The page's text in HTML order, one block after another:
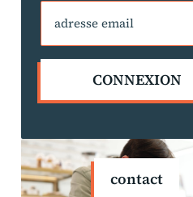
adresse email
CONNEXION
contact